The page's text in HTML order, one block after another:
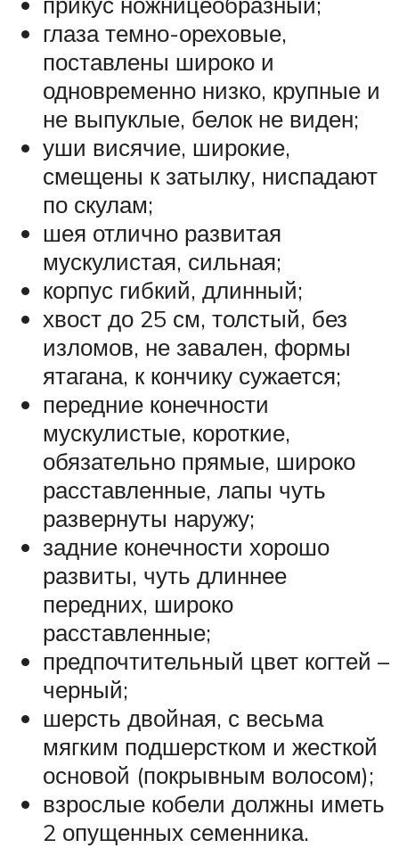
глаза темно-ореховые,
поставлены широко и
одновременно низко, крупные и
не выпуклые, белок не виден;
уши висячие, широкие,
смещены к затылку, ниспадают
по скулам;
шея отлично развитая
мускулистая, сильная;
корпус гибкий, длинный;
хвост до 25 см, толстый, без
изломов, не завален, формы
ятагана, к кончику сужается;
передние конечности
мускулистые, короткие,
обязательно прямые, широко
расставленные, лапы чуть
развернуты наружу;
задние конечности хорошо
развиты, чуть длиннее
передних, широко
расставленные;
предпочтительный цвет когтей –
черный;
шерсть двойная, с весьма
мягким подшерстком и жесткой
основой (покрывным волосом);
взрослые кобели должны иметь
2 опущенных семенника.